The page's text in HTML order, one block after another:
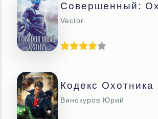
Совершенный:
Vector
Кодекс Охотника
Винокуров Юрий